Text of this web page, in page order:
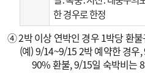
한 경우로 한정
④ 2박 이상 연박인 경우 1박당 환
(예) 9/14~9/15 2박 예약한 경
90% 환불, 9/15일 숙박비는